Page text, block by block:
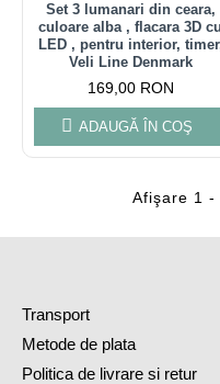
Set 3 lumanari din ceara,
culoare alba , flacara 3D cu
LED , pentru interior,
Veli Line Denmark
169,00 RON
ADAUGĂ ÎN COŞ
Afişare 1 -
Transport
Metode de plata
Politica de livrare si retur